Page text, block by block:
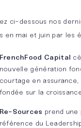
ci-dessous nos
en mai et juin par les
FrenchFood Capital
nouvelle génération
courtage en
fondée sur la
Re-Sources prend une
référence du